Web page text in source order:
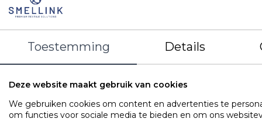
OMSCHRIJVING UITVOERINGEN
Populaireproducten
Cley Hotel Professional
Toestemming Details
Deze website maakt gebruik van cookies
We gebruiken cookies om content en advertenties te
om functies voor sociale media te bieden en om ons